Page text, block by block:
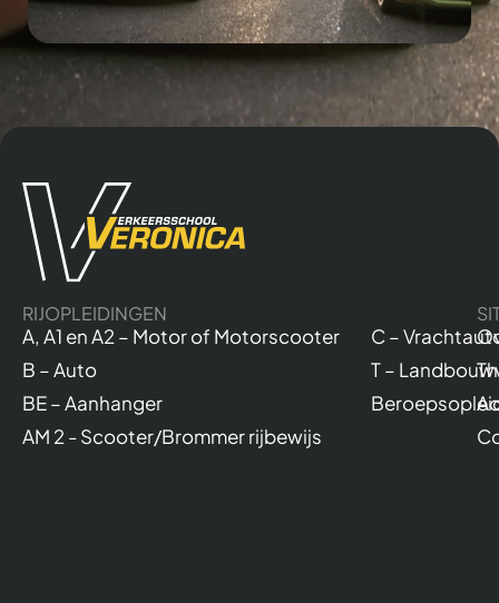
RIJOPLEIDINGEN
A, A1 en A2 – Motor of Motorscooter
B – Auto
BE – Aanhanger
AM 2 - Scooter/Brommer rijbewijs
C –
T –